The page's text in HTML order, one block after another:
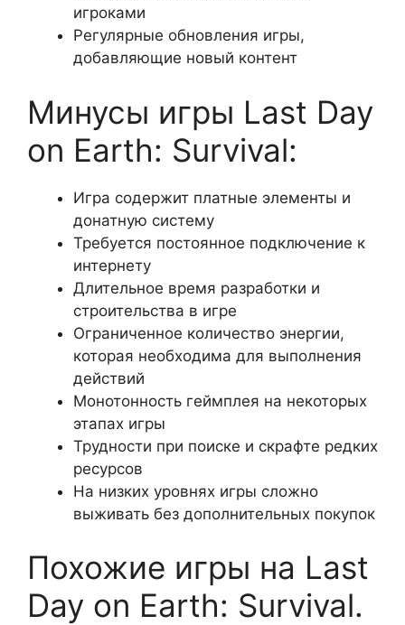
игроками
Регулярные обновления игры,
добавляющие новый контент
Минусы игры Last Day
on Earth: Survival:
Игра содержит платные элементы и
донатную систему
Требуется постоянное подключение к
интернету
Длительное время разработки и
строительства в игре
Ограниченное количество энергии,
которая необходима для выполнения
действий
Монотонность геймплея на некоторых
этапах игры
Трудности при поиске и скрафте редких
ресурсов
На низких уровнях игры сложно
выживать без дополнительных покупок
Похожие игры на Last
Day on Earth: Survival.